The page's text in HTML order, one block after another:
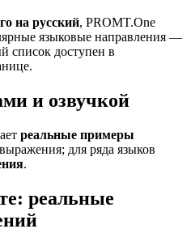
на русский, PROMT.One
языковые направления —
список доступен в
и озвучкой
реальные примеры
для ряда языков
.
реальные